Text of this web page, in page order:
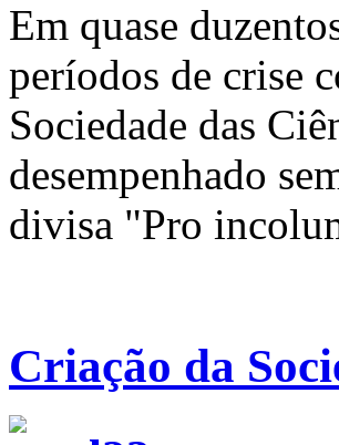
Em quase
períodos de crise
Sociedade das
desempenhado
divisa "Pro
Criação da